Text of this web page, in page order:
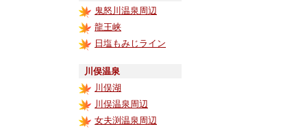
鬼怒川温泉周辺
龍王峡
日塩もみじライン
川俣温泉
川俣湖
川俣温泉周辺
女夫渕温泉周辺